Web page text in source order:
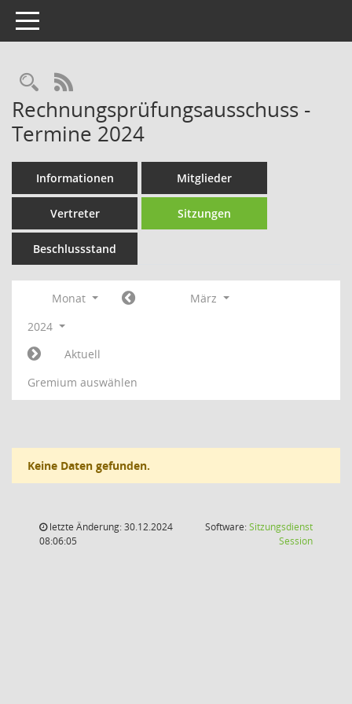
Toggle navigation
Rechercheauswahl
RSS-Feed
Rechnungsprüfungsausschuss -
Termine 2024
Informationen Mitglieder
Vertreter Sitzungen
Beschlussstand
Monat
März
2024
Aktuell
Gremium auswählen
Keine Daten gefunden.
letzte Änderung: 30.12.2024
08:06:05
Software:Sitzungsdienst
Session(Wird in